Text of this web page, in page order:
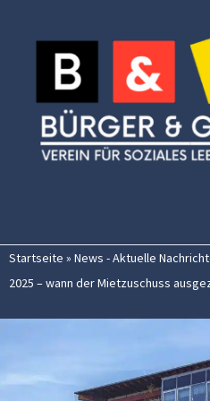
Inhalt
springen
Startseite » News - Aktuelle
2025 – wann der Mietzuschuss